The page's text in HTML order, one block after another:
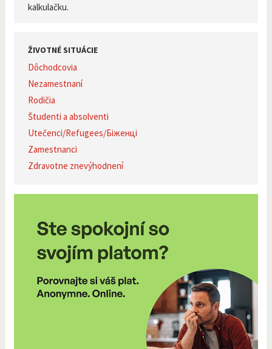
kalkulačku.
ŽIVOTNÉ SITUÁCIE
Dôchodcovia
Nezamestnaní
Rodičia
Študenti a absolventi
Utečenci/Refugees/Біженці
Zamestnanci
Zdravotne znevýhodnení